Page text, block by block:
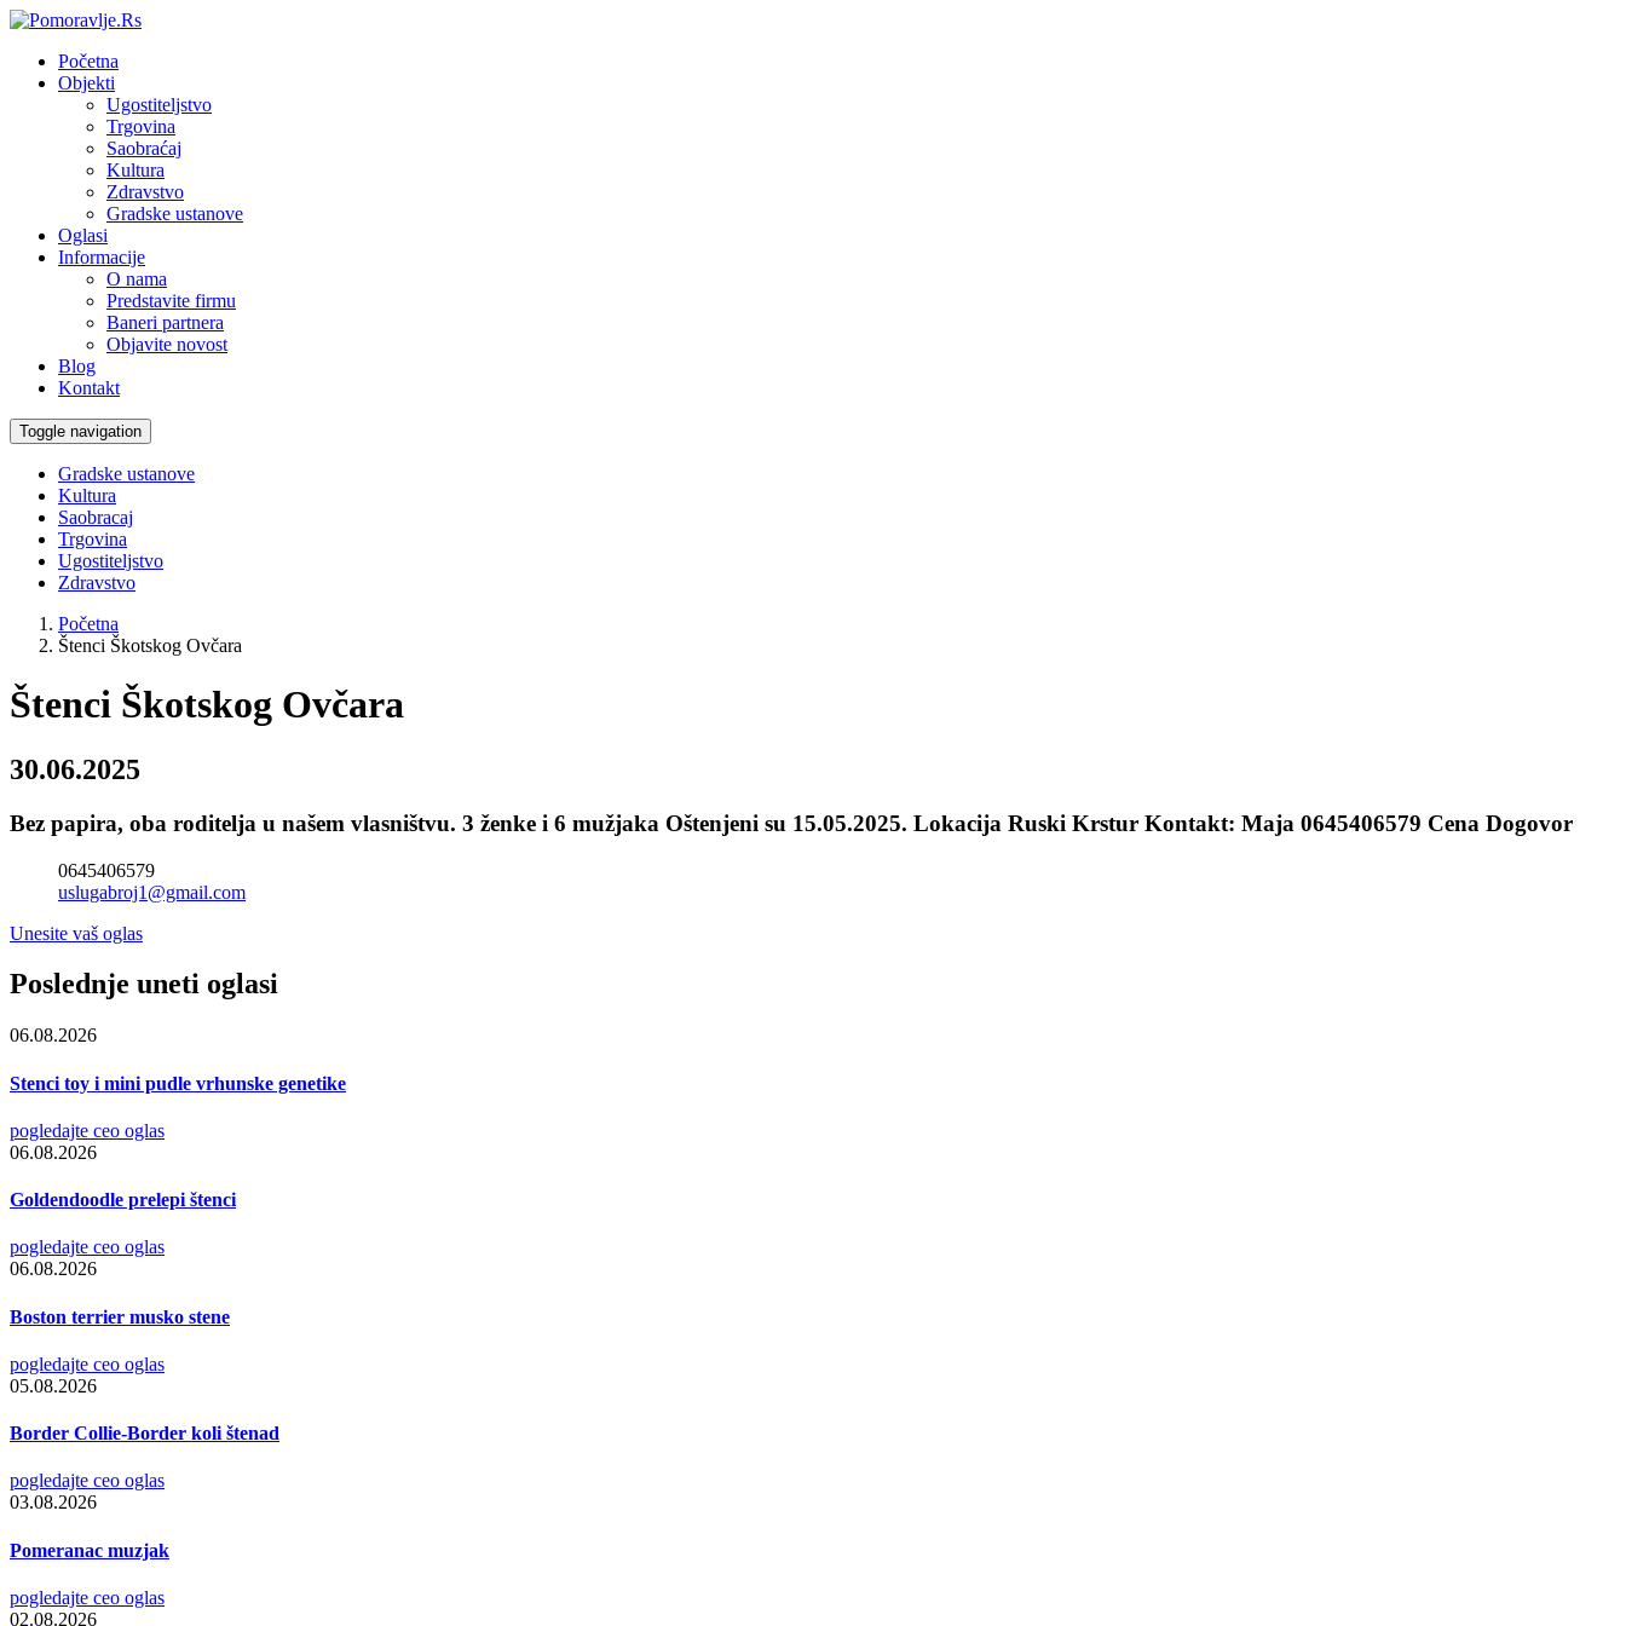
Početna
Objekti
Ugostiteljstvo
Trgovina
Saobraćaj
Kultura
Zdravstvo
Gradske ustanove
Oglasi
Informacije
O nama
Predstavite firmu
Baneri partnera
Objavite novost
Blog
Kontakt
Toggle navigation
Gradske ustanove
Kultura
Saobracaj
Trgovina
Ugostiteljstvo
Zdravstvo
Početna
Štenci Škotskog Ovčara
Štenci Škotskog Ovčara
30.06.2025
Bez papira, oba roditelja u našem vlasništvu. 3 ženke i 6 mužjaka Oštenjeni su 15.05.2025. Lokacija Ruski Krstur Kontakt: Maja 0645406579 Cena Dogovor
0645406579
uslugabroj1@gmail.com
Unesite vaš oglas
Poslednje uneti oglasi
06.08.2026
Stenci toy i mini pudle vrhunske genetike
pogledajte ceo oglas
06.08.2026
Goldendoodle prelepi štenci
pogledajte ceo oglas
06.08.2026
Boston terrier musko stene
pogledajte ceo oglas
05.08.2026
Border Collie-Border koli štenad
pogledajte ceo oglas
03.08.2026
Pomeranac muzjak
pogledajte ceo oglas
02.08.2026